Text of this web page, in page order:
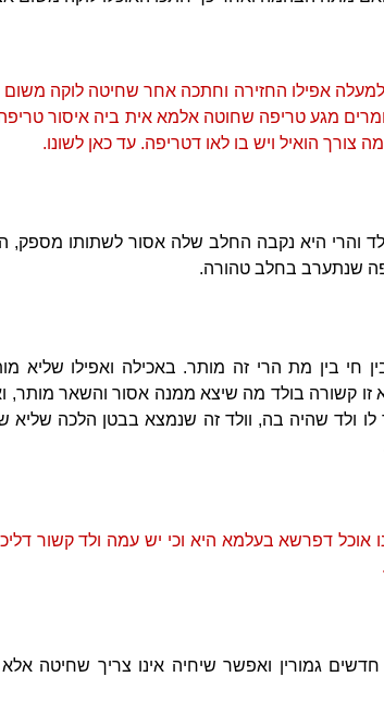
אפילו החזירה וחתכה אחר שחיטה לוקה
מגע טריפה שחוטה אלמא אית ביה איסור טריפה
צורך הואיל ויש בו לאו דטריפה. עד כאן לשונו.
והרי היא נקבה החלב שלה אסור לשתותו מספק,
שנתערב בחלב טהורה.
בין מת הרי זה מותר. באכילה ואפילו שליא
קשורה בולד מה שיצא ממנה אסור והשאר מותר,
ולד שהיה בה, וולד זה שנמצא בבטן הלכה שליא
אוכל דפרשא בעלמא היא וכי יש עמה ולד קשור
גמורין ואפשר שיחיה אינו צריך שחיטה